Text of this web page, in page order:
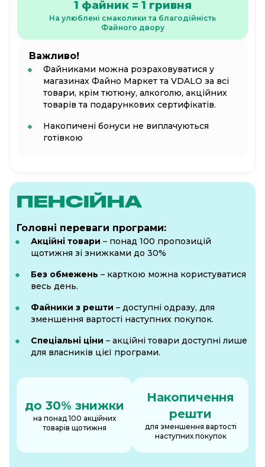
1 файник = 1 гривня
На улюблені смаколики та благодійність
Файного двору
Важливо!
Файниками можна розраховуватися у
магазинах Файно Маркет та VDALO за всі
товари, крім тютюну, алкоголю, акційних
товарів та подарункових сертифікатів.
Накопичені бонуси не виплачуються
готівкою
ПЕНСІЙНА
Головні переваги програми:
Акційні товари – понад 100 пропозицій
щотижня зі знижками до 30%
Без обмежень – карткою можна користуватися
весь день.
Файники з решти – доступні одразу, для
зменшення вартості наступних покупок.
Спеціальні ціни – акційні товари доступні лише
для власників цієї програми.
до 30% знижки
на понад 100 акційних
товарів щотижня
Накопичення
решти
для зменшення вартості
наступних покупок